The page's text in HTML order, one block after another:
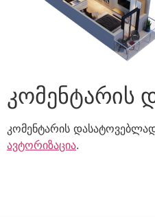
კომენტარის
კომენტარის
ავტორიზაცია.